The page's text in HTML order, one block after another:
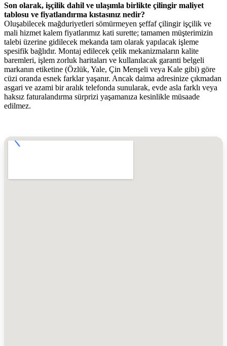
Son olarak, işçilik dahil ve ulaşımla birlikte çilingir maliyet
tablosu ve fiyatlandırma kıstasınız nedir?
Oluşabilecek mağduriyetleri sömürmeyen şeffaf çilingir işçilik ve
mali hizmet kalem fiyatlarımız kati surette; tamamen müşterimizin
talebi üzerine gidilecek mekanda tam olarak yapılacak işleme
spesifik bağlıdır. Montaj edilecek çelik mekanizmaların kalite
baremleri, işlem zorluk haritaları ve kullanılacak garanti belgeli
markanın etiketine (Özlük, Yale, Çin Menşeli veya Kale gibi) göre
cüzi oranda esnek farklar yaşanır. Ancak daima adresinize çıkmadan
asgari ve azami bir aralık telefonda sunularak, evde asla farklı veya
haksız faturalandırma sürprizi yaşamanıza kesinlikle müsaade
edilmez.